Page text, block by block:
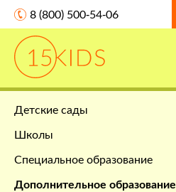
8 (800) 500-54-06
Детские сады
Школы
Специальное образование
Дополнительное образование